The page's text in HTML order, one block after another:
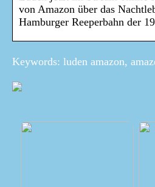
von Amazon über das
Hamburger Reeperbahn der
Keywords: luden amazon,